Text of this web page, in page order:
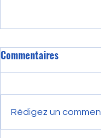
Commentaires
Rédigez un